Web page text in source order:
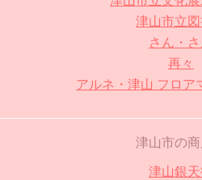
津山市立
さん・
再々
アルネ・津山 フロア
津山市の
津山銀